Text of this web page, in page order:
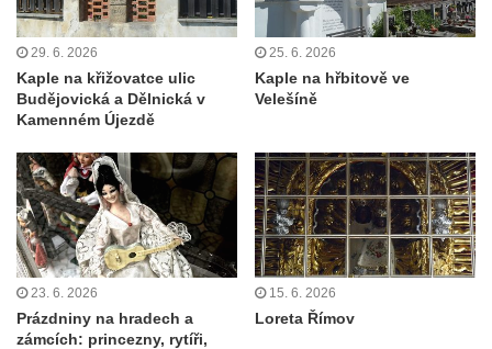
Zákupech
Kaple svatého Josefa u Zákup
Kostel svatých Fabiána a Šebestiána v
Zákupech
Kaple Krista v žaláři u kostela Nalezení
svatého Kříže ve Frýdlantu
Kostel Nalezení svatého Kříže ve Frýdlantu
Kostel Krista Spasitele ve Frýdlantu
Kaple Getsemanské zahrady na křížové
cestě na Křížovém vrchu ve Frýdlantu
29. 6. 2026
Kaple na křižovatce ulic
Budějovická a Dělnická v
Kamenném Újezdě
25. 6. 2026
Kaple na hřbitově ve
Velešíně
23. 6. 2026
Prázdniny na hradech a
zámcích: princezny, rytíři,
15. 6. 2026
Loreta Římov